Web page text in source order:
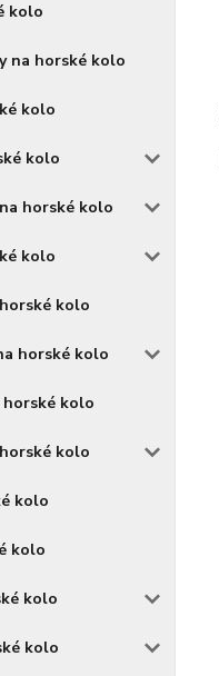
kolo
na horské kolo
kolo
kolo
horské kolo
kolo
kolo
horské kolo
horské kolo
kolo
kolo
kolo
kolo
kolo